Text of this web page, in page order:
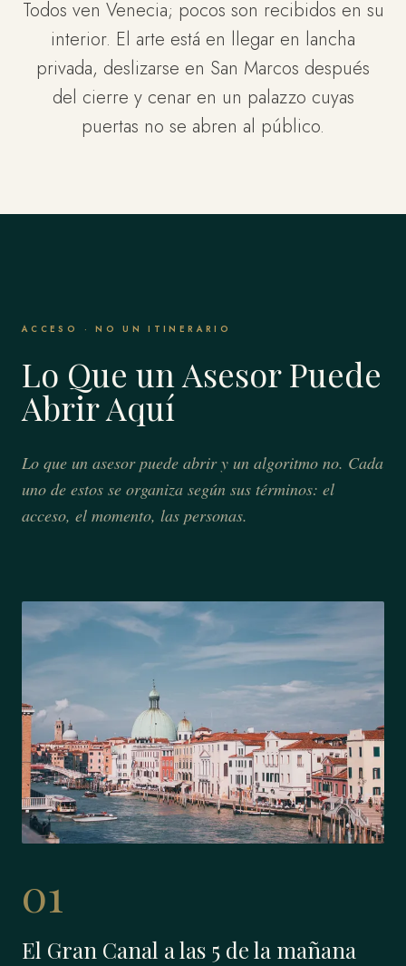
Todos ven Venecia; pocos son recibidos en su
interior. El arte está en llegar en lancha
privada, deslizarse en San Marcos después
del cierre y cenar en un palazzo cuyas
puertas no se abren al público.
ACCESO · NO UN ITINERARIO
Lo Que un Asesor Puede
Abrir Aquí
Lo que un asesor puede abrir y un algoritmo no. Cada
uno de estos se organiza según sus términos: el
acceso, el momento, las personas.
01
El Gran Canal a las 5 de la mañana